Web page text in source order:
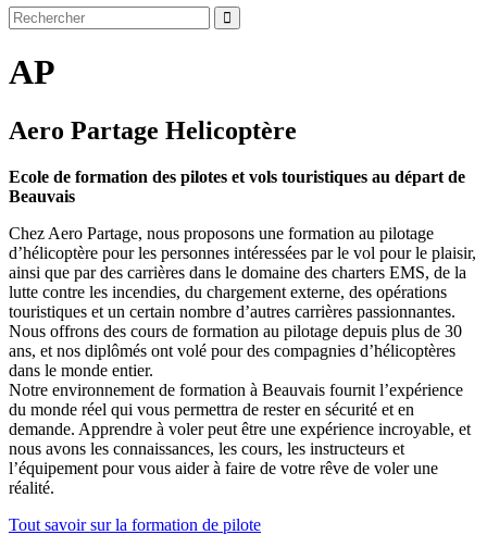
AP
Aero Partage Helicoptère
Ecole de formation des pilotes et vols touristiques au départ de
Beauvais
Chez Aero Partage, nous proposons une formation au pilotage
d’hélicoptère pour les personnes intéressées par le vol pour le plaisir,
ainsi que par des carrières dans le domaine des charters EMS, de la
lutte contre les incendies, du chargement externe, des opérations
touristiques et un certain nombre d’autres carrières passionnantes.
Nous offrons des cours de formation au pilotage depuis plus de 30
ans, et nos diplômés ont volé pour des compagnies d’hélicoptères
dans le monde entier.
Notre environnement de formation à Beauvais fournit l’expérience
du monde réel qui vous permettra de rester en sécurité et en
demande. Apprendre à voler peut être une expérience incroyable, et
nous avons les connaissances, les cours, les instructeurs et
l’équipement pour vous aider à faire de votre rêve de voler une
réalité.
Tout savoir sur la formation de pilote